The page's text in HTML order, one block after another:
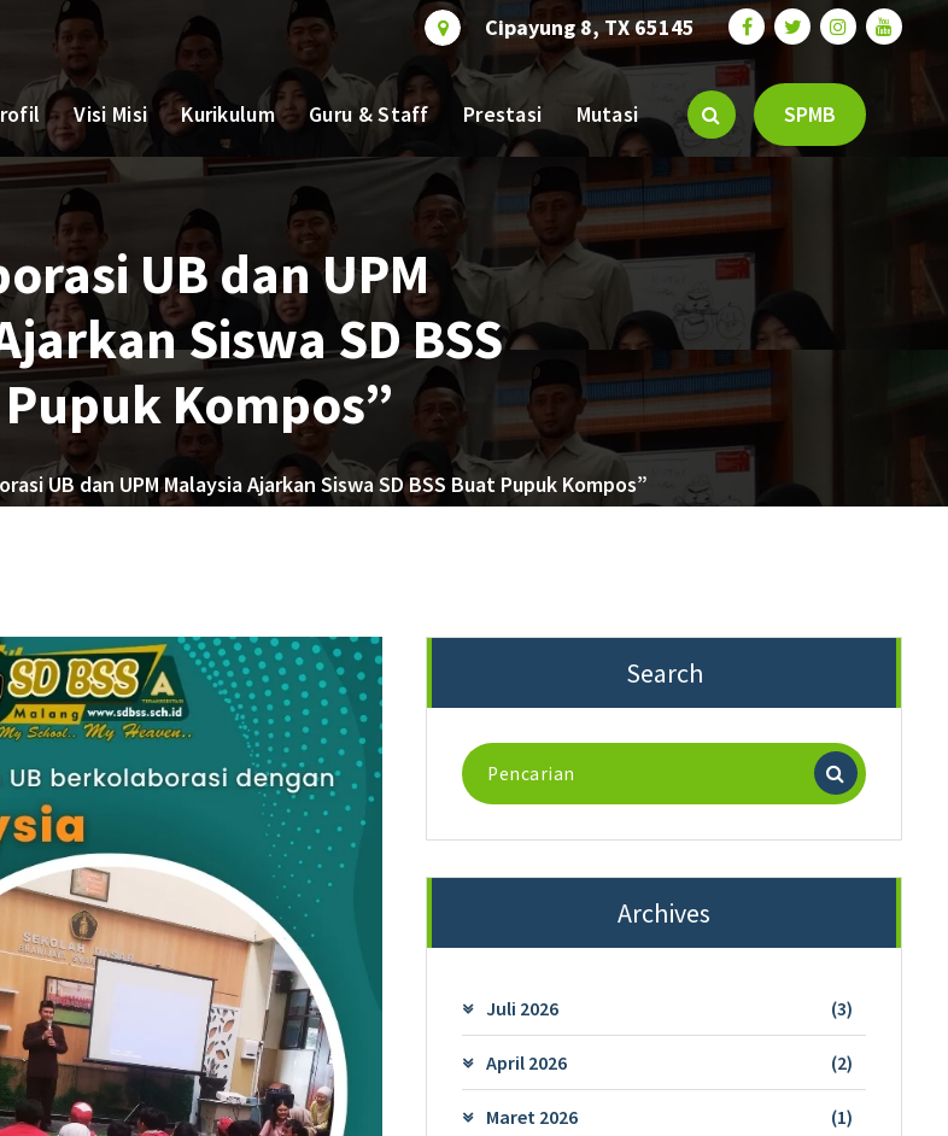
Cipayung 8, TX 65145
Visi Misi Kurikulum Guru & Staff Prestasi Mutasi SPMB
UB dan UPM
Siswa SD BSS
Kompos”
UB dan UPM Malaysia Ajarkan Siswa SD BSS Buat Pupuk Kompos”
Search
Pencarian
untuk:
Archives
Juli 2026 (3)
April 2026 (2)
Maret 2026 (1)